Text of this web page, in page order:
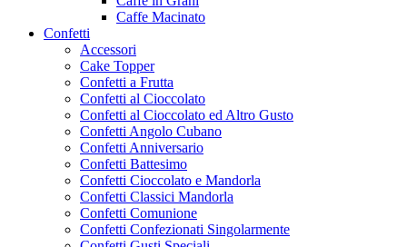
Caffe Macinato
Confetti
Accessori
Cake Topper
Confetti a Frutta
Confetti al Cioccolato
Confetti al Cioccolato ed Altro Gusto
Confetti Angolo Cubano
Confetti Anniversario
Confetti Battesimo
Confetti Cioccolato e Mandorla
Confetti Classici Mandorla
Confetti Comunione
Confetti Confezionati Singolarmente